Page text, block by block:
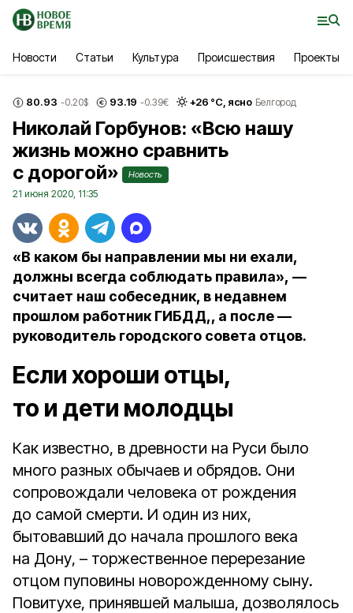
Новости Статьи Культура Происшествия Проекты
80.93 -0.20$ 93.19 -0.39€ +26 °С, ясно Белгород
Николай Горбунов: «Всю нашу
жизнь можно сравнить
с дорогой»
Новость
21 июня 2020, 11:35
«В каком бы направлении мы ни ехали,
должны всегда соблюдать правила», —
считает наш собеседник, в недавнем
прошлом работник ГИБДД,, а после —
руководитель городского совета отцов.
Если хороши отцы,
то и дети молодцы
Как известно, в древности на Руси было
много разных обычаев и обрядов. Они
сопровождали человека от рождения
до самой смерти. И один из них,
бытовавший до начала прошлого века
на Дону, – торжественное перерезание
отцом пуповины новорожденному сыну.
Повитухе, принявшей малыша, дозволялось